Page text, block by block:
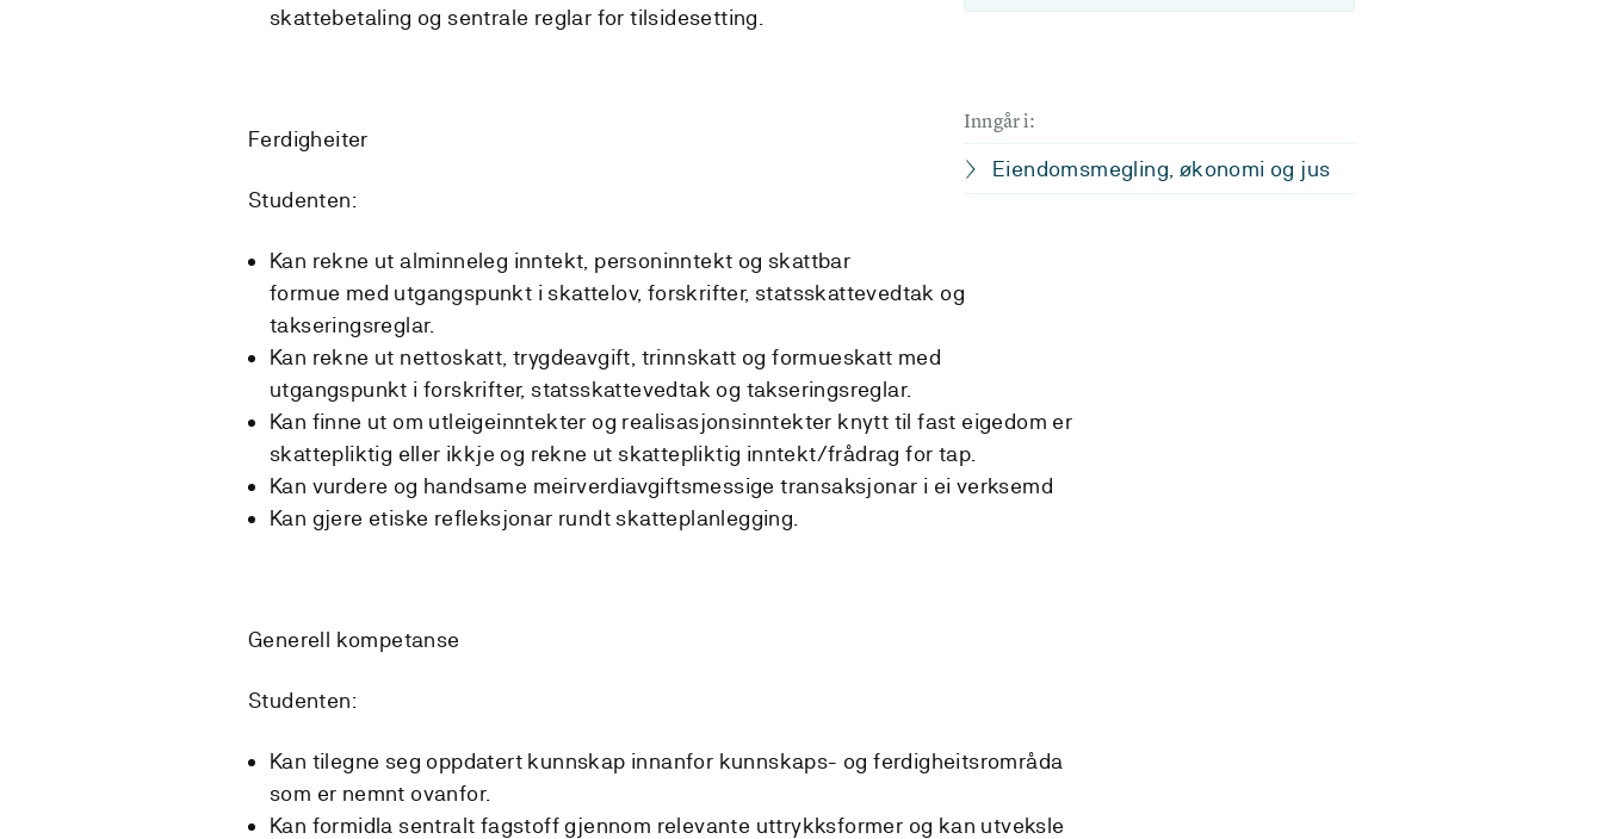
Inngår i:
Eiendomsmegling, økonomi og jus
skattebetaling og sentrale reglar for tilsidesetting.
Ferdigheiter
Studenten:
Kan rekne ut alminneleg inntekt, personinntekt og skattbar
formue med utgangspunkt i skattelov, forskrifter, statsskattevedtak og
takseringsreglar.
Kan rekne ut nettoskatt, trygdeavgift, trinnskatt og formueskatt med
utgangspunkt i forskrifter, statsskattevedtak og takseringsreglar.
Kan finne ut om utleigeinntekter og realisasjonsinntekter knytt til fast eigedom er
skattepliktig eller ikkje og rekne ut skattepliktig inntekt/frådrag for tap.
Kan vurdere og handsame meirverdiavgiftsmessige transaksjonar i ei verksemd
Kan gjere etiske refleksjonar rundt skatteplanlegging.
Generell kompetanse
Studenten:
Kan tilegne seg oppdatert kunnskap innanfor kunnskaps- og ferdigheitsrområda
som er nemnt ovanfor.
Kan formidla sentralt fagstoff gjennom relevante uttrykksformer og kan utveksle